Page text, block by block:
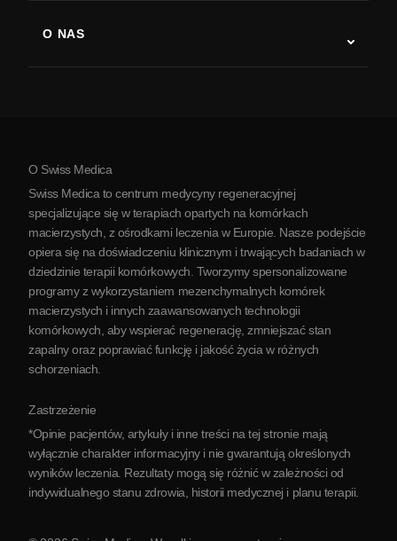
Choroba Parkinsona
Zapalenie stawów
O NAS
O Serbii
Partnerstwo
Skontaktuj się z nami
O Swiss Medica
Swiss Medica to centrum medycyny regeneracyjnej
specjalizujące się w terapiach opartych na komórkach
macierzystych, z ośrodkami leczenia w Europie. Nasze podejście
opiera się na doświadczeniu klinicznym i trwających badaniach w
dziedzinie terapii komórkowych. Tworzymy spersonalizowane
programy z wykorzystaniem mezenchymalnych komórek
macierzystych i innych zaawansowanych technologii
komórkowych, aby wspierać regenerację, zmniejszać stan
zapalny oraz poprawiać funkcję i jakość życia w różnych
schorzeniach.
Zastrzeżenie
*Opinie pacjentów, artykuły i inne treści na tej stronie mają
wyłącznie charakter informacyjny i nie gwarantują określonych
wyników leczenia. Rezultaty mogą się różnić w zależności od
indywidualnego stanu zdrowia, historii medycznej i planu terapii.